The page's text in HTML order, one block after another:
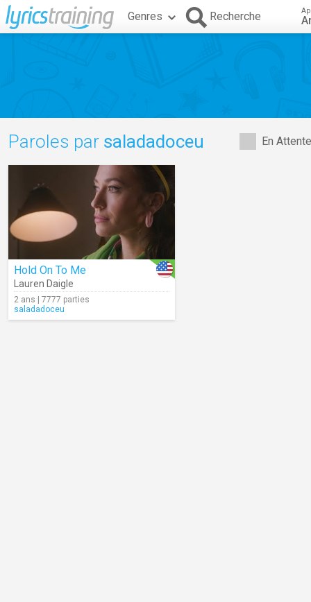
Genres Recherche
En
Paroles par saladadoceu
Hold On To Me
Lauren Daigle
2 ans | 7777 parties
saladadoceu